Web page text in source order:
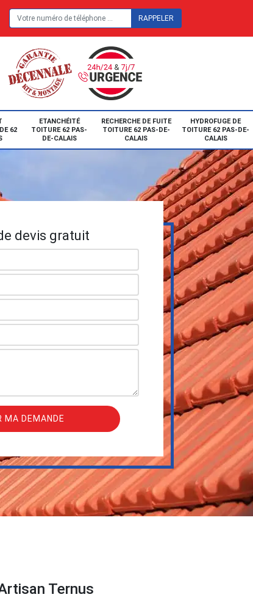
62
ETANCHÉITÉ
TOITURE 62 PAS-
DE-CALAIS
RECHERCHE DE FUITE
TOITURE 62 PAS-DE-
CALAIS
HYDROFUGE DE
TOITURE 62 PAS-DE-
CALAIS
devis gratuit
Ternus